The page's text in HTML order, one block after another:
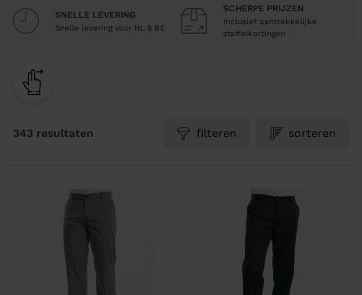
SNELLE LEVERING
Snelle levering voor NL & BE
SCHERPE PRIJZEN
Inclusief aantrekkelijke
staffelkortingen
343 resultaten filteren sorteren